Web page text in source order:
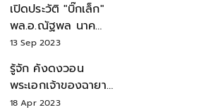
เปิดประวัติ "บิ๊กเล็ก"
พล.อ.ณัฐพล นาค
พาณิชย์ จากเลขาฯ
สมช.-เลขาฯ
รมว.กลาโหม
13 Sep 2023
รู้จัก คังดงวอน
พระเอกเจ้าของฉายา
สมบัติแห่งชาติ หลังมี
18 Apr 2023